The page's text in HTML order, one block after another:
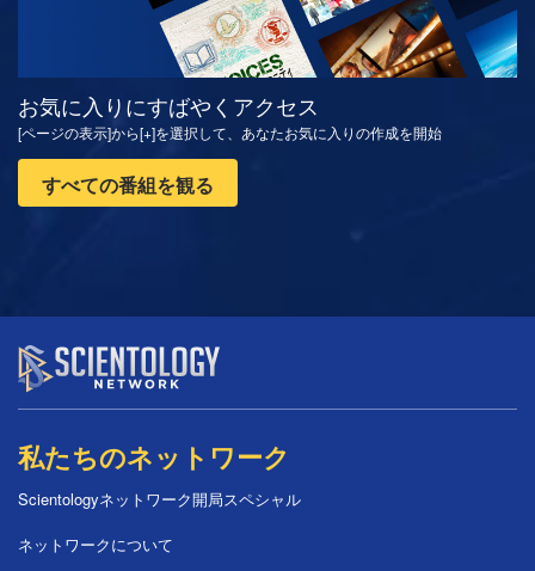
お気に入りにすばやくアクセス
[ページの表示]から[+]を選択して、あなたお気に入りの作成を開始
すべての番組を観る
私たちのネットワーク
Scientologyネットワーク開局スペシャル
ネットワークについて